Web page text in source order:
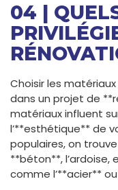
04 |
Choisir les
dans un projet de
matériaux influent
l’**esthétique** de
populaires, on
**béton**, l’ardoise,
comme l’**acier**